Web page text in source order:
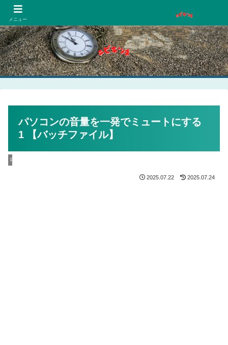
パソコンの音量を一発でミュートにする
1 【バッチファイル】
PC
2025.07.22 2025.07.24
メニュー